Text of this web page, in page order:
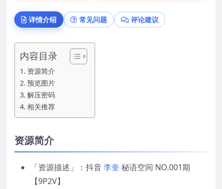
详情介绍 常见问题 评论建议
内容目录
资源简介
预览图片
解压密码
相关推荐
资源简介
「资源描述」：抖音李奎 秘语空间 NO.001期
【9P2V】